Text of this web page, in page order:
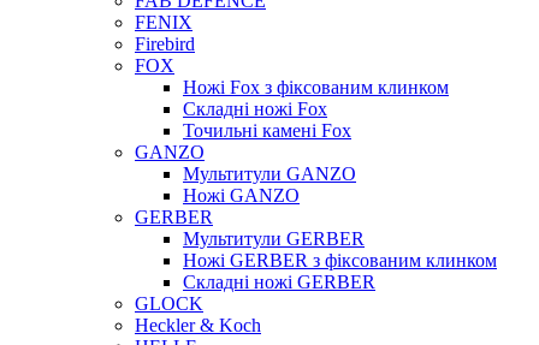
FENIX
Firebird
FOX
Ножі Fox з фіксованим клинком
Складні ножі Fox
Точильні камені Fox
GANZO
Мультитули GANZO
Ножі GANZO
GERBER
Мультитули GERBER
Ножі GERBER з фіксованим клинком
Складні ножі GERBER
GLOCK
Heckler & Koch